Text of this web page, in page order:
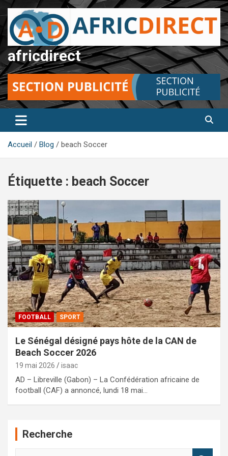
Aller
au
contenu
africdirect
Accueil Blog beach Soccer
Étiquette : beach Soccer
FOOTBALL SPORT
Le Sénégal désigné pays hôte de la CAN de
Beach Soccer 2026
19 mai 2026 isaac
AD – Libreville (Gabon) – La Confédération africaine de
football (CAF) a annoncé, lundi 18 mai…
Recherche